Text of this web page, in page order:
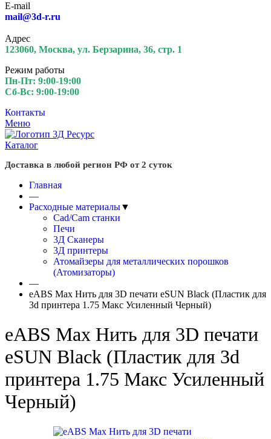
E-mail
mail@3d-r.ru
Адрес
123060, Москва, ул. Берзарина, 36, стр. 1
Режим работы
Пн-Пт: 9:00-19:00
Сб-Вс: 9:00-19:00
Контакты
Меню
Каталог
Доставка в любой регион РФ от 2 суток
Главная
—
Расходные материалы▼
Cad/Cam станки
Печи
3Д Сканеры
3Д принтеры
Атомайзеры для металлических порошков
(Атомизаторы)
—
eABS Max Нить для 3D печати eSUN Black (Пластик для
3d принтера 1.75 Макс Усиленный Черный)
eABS Max Нить для 3D печати
eSUN Black (Пластик для 3d
принтера 1.75 Макс Усиленный
Черный)